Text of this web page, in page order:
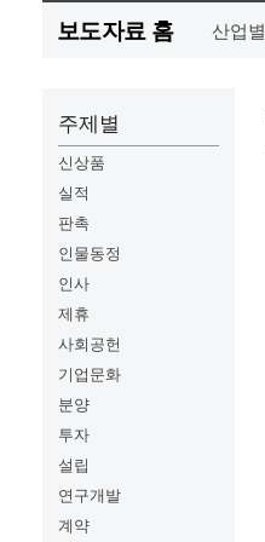
보도자료 홈 산업별
주제별
신상품
실적
판촉
인물동정
인사
제휴
사회공헌
기업문화
분양
투자
설립
연구개발
계약